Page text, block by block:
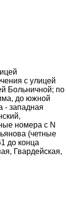
с улицей
Больничной; по
до южной
- западная
номера с N
(четные
до конца
Гвардейская,